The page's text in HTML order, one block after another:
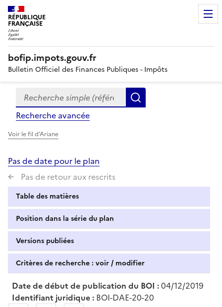
RÉPUBLIQUE
FRANÇAISE
bofip.impots.gouv.fr
Bulletin Officiel des Finances Publiques - Impôts
Formulaire
de
recherche
Recherche simple (références, mots clés, partie du
Recherche avancée
Voir le fil d'Ariane
Pas de date pour le plan
Pas de retour aux rescrits
Table des matières
Position dans la série du plan
Versions publiées
Critères de recherche : voir / modifier
Date de début de publication du BOI :04/12/2019
Identifiant juridique : BOI-DAE-20-20